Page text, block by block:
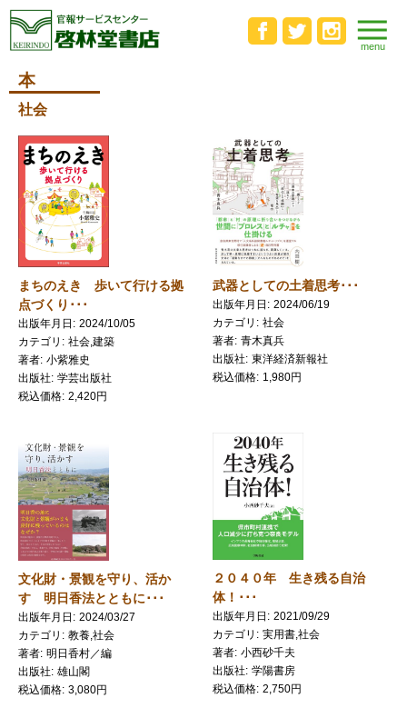
本
社会
まちのえき 歩いて行ける拠
点づくり･･･
出版年月日
2024/10/05
カテゴリ
社会,建築
著者 小紫雅史
出版社
学芸出版社
税込価格 2,420円
武器としての土着思考･･･
出版年月日
2024/06/19
カテゴリ
社会
著者 青木真兵
出版社
東洋経済新報社
税込価格
1,980円
文化財・景観を守り、活か
す 明日香法とともに･･･
出版年月日
2024/03/27
カテゴリ
教養,社会
著者 明日香村／編
出版社
雄山閣
税込価格 3,080円
２０４０年 生き残る自治
体！･･･
出版年月日
2021/09/29
カテゴリ
実用書,社会
著者 小西砂千夫
出版社
学陽書房
税込価格 2,750円